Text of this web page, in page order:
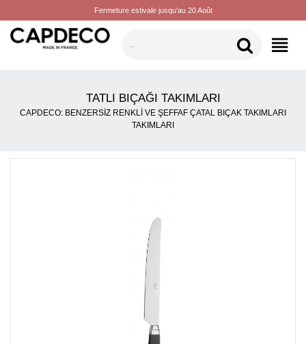
Fermeture estivale jusqu'au 20 Août
KATEGORILER
TATLI BIÇAĞI TAKIMLARI
CAPDECO: BENZERSIZ RENKLI VE ŞEFFAF ÇATAL BIÇAK TAKIMLARI
TAKIMLARI